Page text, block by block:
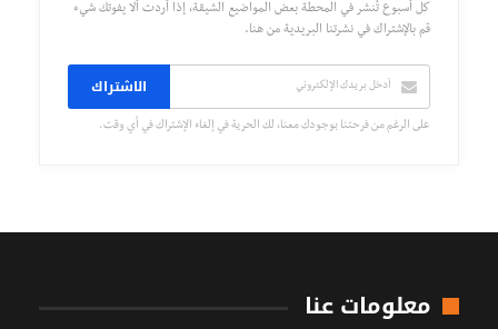
كل أسبوع تُنشر في المحطة بعض المواضيع الشيقة، إذا أردت ألا يفوتك شيء
قم بالإشتراك في نشرتنا البريدية من هنا.
الاشتراك
على الرغم من فرحتنا بوجودك معنا، لك الحرية في إلغاء الإشتراك في أي وقت.
معلومات عنا